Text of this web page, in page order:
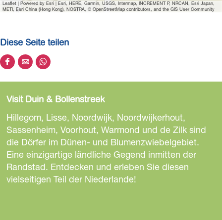
Leaflet | Powered by Esri | Esri, HERE, Garmin, USGS, Intermap, INCREMENT P, NRCAN, Esri Japan,
METI, Esri China (Hong Kong), NOSTRA, © OpenStreetMap contributors, and the GIS User Community
Diese Seite teilen
D
i
s
e
S
e
i
t
e
D
i
s
e
S
e
i
t
e
D
i
s
e
S
e
i
t
e
Visit Duin & Bollenstreek
Hillegom, Lisse, Noordwijk, Noordwijkerhout,
Sassenheim, Voorhout, Warmond und de Zilk sind
die Dörfer im Dünen- und Blumenzwiebelgebiet.
Eine einzigartige ländliche Gegend inmitten der
Randstad. Entdecken und erleben Sie diesen
vielseitigen Teil der Niederlande!